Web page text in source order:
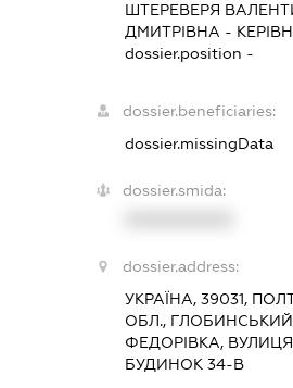
ШТЕРЕВЕРЯ
ДМИТРІВНА -
dossier.position -
dossier.beneficiaries:
dossier.missingData
dossier.smida:
dossier.address:
УКРАЇНА, 39031,
ОБЛ.,
ФЕДОРІВКА,
БУДИНОК 34-В